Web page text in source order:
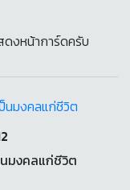
งหน้าการ์ดครับ
นมงคลแก่ชีวิต